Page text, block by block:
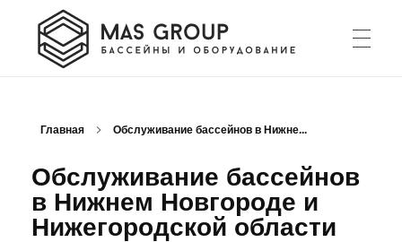
poolsnn.ru
Строительство и ремонт бассейнов Нижнем Новгороде и Нижегородской области
Главная Обслуживание бассейнов в Нижне...
Обслуживание бассейнов
в Нижнем Новгороде и
Нижегородской области